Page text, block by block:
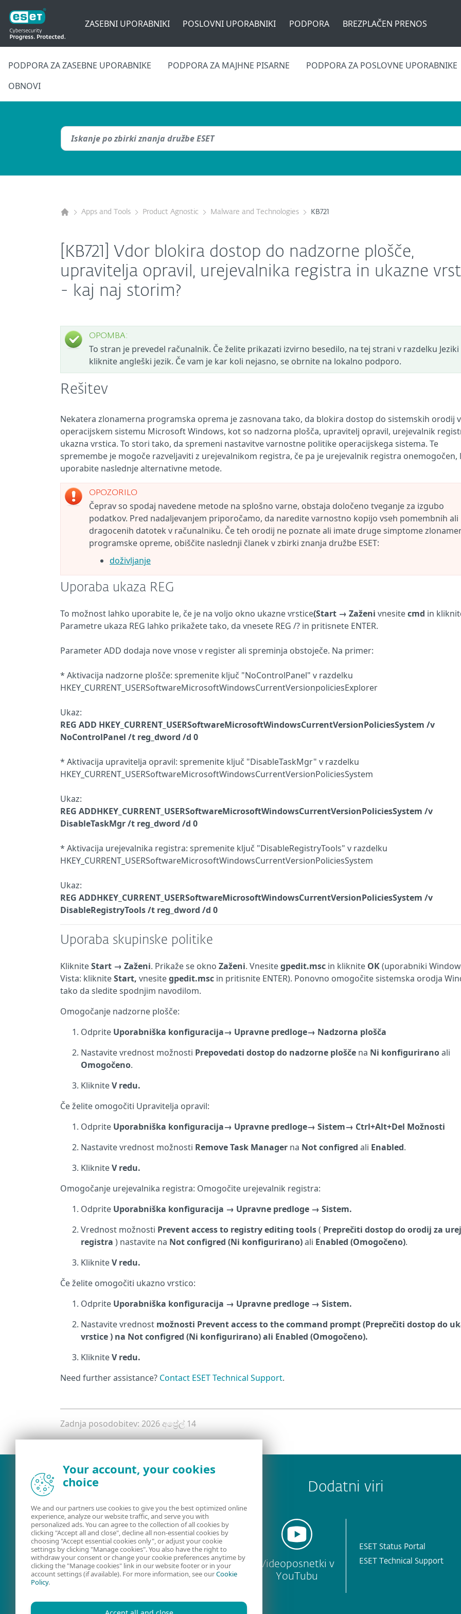
ZASEBNI UPORABNIKI POSLOVNI UPORABNIKI PODPORA BREZPLAČEN PRENOS
PODPORA ZA ZASEBNE UPORABNIKE PODPORA ZA MAJHNE PISARNE PODPORA ZA POSLOVNE UPORABNIKE
OBNOVI
Apps and Tools Product Agnostic Malware and Technologies KB721
[KB721] Vdor blokira dostop do nadzorne plošče,
upravitelja opravil, urejevalnika registra in ukazne
- kaj naj storim?
OPOMBA:
To stran je prevedel računalnik. Če želite prikazati izvirno besedilo, na tej strani v razdelku Jeziki
kliknite angleški jezik. Če vam je kar koli nejasno, se obrnite na lokalno podporo.
Rešitev
Nekatera zlonamerna programska oprema je zasnovana tako, da blokira dostop do sistemskih orodij v
operacijskem sistemu Microsoft Windows, kot so nadzorna plošča, upravitelj opravil, urejevalnik
ukazna vrstica. To stori tako, da spremeni nastavitve varnostne politike operacijskega sistema. Te
spremembe je mogoče razveljaviti z urejevalnikom registra, če pa je urejevalnik registra onemogočen,
uporabite naslednje alternativne metode.
OPOZORILO
Čeprav so spodaj navedene metode na splošno varne, obstaja določeno tveganje za izgubo
podatkov. Pred nadaljevanjem priporočamo, da naredite varnostno kopijo vseh pomembnih ali
dragocenih datotek v računalniku. Če teh orodij ne poznate ali imate druge simptome
programske opreme, obiščite naslednji članek v zbirki znanja družbe ESET:
doživljanje
Uporaba ukaza REG
To možnost lahko uporabite le, če je na voljo okno ukazne vrstice(Start → Zaženi vnesitecmd in
Parametre ukaza REG lahko prikažete tako, da vnesete REG /? in pritisnete ENTER.
Parameter ADD dodaja nove vnose v register ali spreminja obstoječe. Na primer:
* Aktivacija nadzorne plošče: spremenite ključ "NoControlPanel" v razdelku
HKEY_CURRENT_USERSoftwareMicrosoftWindowsCurrentVersionpoliciesExplorer
Ukaz:
REG ADD HKEY_CURRENT_USERSoftwareMicrosoftWindowsCurrentVersionPoliciesSystem /v
NoControlPanel /t reg_dword /d 0
* Aktivacija upravitelja opravil: spremenite ključ "DisableTaskMgr" v razdelku
HKEY_CURRENT_USERSoftwareMicrosoftWindowsCurrentVersionPoliciesSystem
Ukaz:
REG ADDHKEY_CURRENT_USERSoftwareMicrosoftWindowsCurrentVersionPoliciesSystem /v
DisableTaskMgr /t reg_dword /d 0
* Aktivacija urejevalnika registra: spremenite ključ "DisableRegistryTools" v razdelku
HKEY_CURRENT_USERSoftwareMicrosoftWindowsCurrentVersionPoliciesSystem
Ukaz:
REG ADDHKEY_CURRENT_USERSoftwareMicrosoftWindowsCurrentVersionPoliciesSystem /v
DisableRegistryTools /t reg_dword /d 0
Uporaba skupinske politike
KlikniteStart → Zaženi. Prikaže se okno Zaženi. Vnesitegpedit.msc in kliknite OK(uporabniki
Vista: klikniteStart, vnesitegpedit.msc in pritisnite ENTER). Ponovno omogočite sistemska orodja
tako da sledite spodnjim navodilom.
Omogočanje nadzorne plošče:
Odprite Uporabniška konfiguracija→ Upravne predloge→ Nadzorna plošča
Nastavite vrednost možnosti Prepovedati dostop do nadzorne plošče na Ni konfiguriranoali
Omogočeno.
KlikniteV redu.
Če želite omogočiti Upravitelja opravil:
Odprite Uporabniška konfiguracija→ Upravne predloge→ Sistem→ Ctrl+Alt+Del Možnosti
Nastavite vrednost možnosti Remove Task Manager na Not configred ali Enabled.
KlikniteV redu.
Omogočanje urejevalnika registra: Omogočite urejevalnik registra:
Odprite Uporabniška konfiguracija → Upravne predloge → Sistem.
Vrednost možnosti Prevent accessto registry editing tools( Preprečiti dostop doorodij za
registra ) nastavite na Not configred (Ni konfigurirano)ali Enabled (Omogočeno).
KlikniteV redu.
Če želite omogočiti ukazno vrstico:
Odprite Uporabniška konfiguracija → Upravne predloge → Sistem.
Nastavite vrednost možnosti Prevent access to the command prompt (Preprečiti dostop do
vrstice) na Not configred (Ni konfigurirano)ali Enabled (Omogočeno).
KlikniteV redu.
Need further assistance? Contact ESET Technical Support.
Zadnja posodobitev: 2026 අප්‍රේල් 14
Dodatni viri
Uporabniški
priročniki
Forum družbe
ESET
Videoposnetki v
YouTubu
ESET Status Portal
ESET Technical Support
Your account, your cookies
choice
We and our partners use cookies to give you the best optimized online
experience, analyze our website traffic, and serve you with
personalized ads. You can agree to the collection of all cookies by
clicking "Accept all and close", decline all non-essential cookies by
choosing "Accept essential cookies only", or adjust your cookie
settings by clicking "Manage cookies". You also have the right to
withdraw your consent or change your cookie preferences anytime by
clicking the "Manage cookies" link in our website footer or in your
account settings (if available). For more information, see ourCookie
Policy.